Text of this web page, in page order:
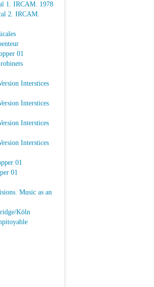
1. IRCAM. 1978
2. IRCAM.
01
Interstices
Interstices
Interstices
Interstices
01
01
Music as an
Köln